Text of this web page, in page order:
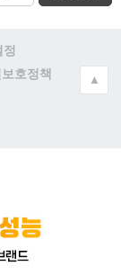
정
호정책
▲